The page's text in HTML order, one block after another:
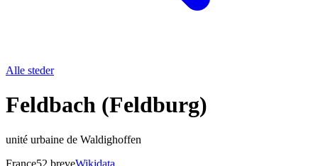
Alle steder
Feldbach (Feldburg)
unité urbaine de Waldighoffen
France52 breveWikidata